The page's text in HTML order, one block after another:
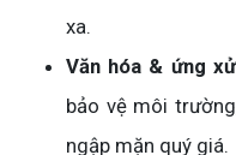
xa.
Văn hóa & ứng
bảo vệ môi
ngập mặn quý giá.